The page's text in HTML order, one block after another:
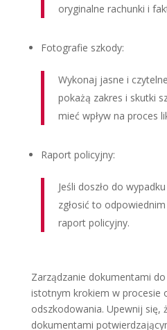
oryginalne rachunki i
Fotografie szkody:
Wykonaj jasne i
pokażą zakres i skutki
mieć wpływ na proces
Raport policyjny:
Jeśli doszło do
zgłosić to
raport policyjny.
Zarządzanie dokumentami
istotnym krokiem w procesie
odszkodowania. Upewnij się,
dokumentami